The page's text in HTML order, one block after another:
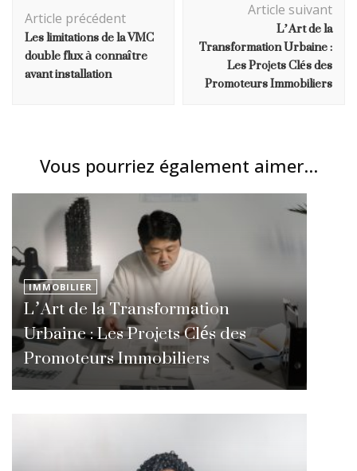
d'article
Article précédent
Les limitations de la VMC
double flux à connaître
avant installation
Article suivant
L’Art de la
Transformation Urbaine :
Les Projets Clés des
Promoteurs Immobiliers
Vous pourriez également aimer...
IMMOBILIER
L’Art de la Transformation
Urbaine : Les Projets Clés des
Promoteurs Immobiliers